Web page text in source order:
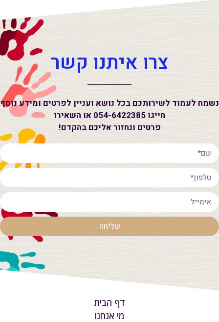
צרו איתנו קשר
לעמוד לשירותכם בכל נושא ועניין לפרטים ומידע נוסף
חייגו 054-6422385 או השאירו
פרטים ונחזור אליכם בהקדם!
שליחה
דף הבית
מי אנחנו